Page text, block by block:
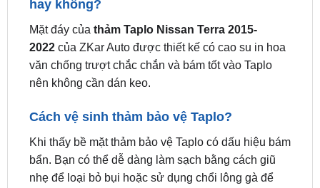
2022 của ZKar Auto được thiết kế có cao su in hoa
văn chống trượt chắc chắn và bám tốt vào Taplo
nên không cần dán keo.
Cách vệ sinh thảm bảo vệ Taplo?
bẩn. Bạn có thể dễ dàng làm sạch bằng cách giũ
nhẹ để loại bỏ bụi hoặc sử dụng chổi lông gà để
quét. Giữ cho bề mặt luôn giữ được sự sạch sẽ và
bảo vệ nội thất xe.